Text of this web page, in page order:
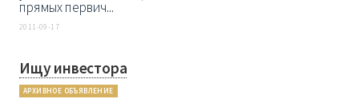
прямых первич...
2011-09-17
Ищу инвестора
АРХИВНОЕ ОБЪЯВЛЕНИЕ